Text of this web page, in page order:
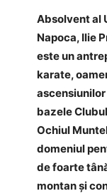
Absolvent al
Napoca, Ilie
este un
karate,
ascensiunilor
bazele
Ochiul
domeniul
de foarte
montan și